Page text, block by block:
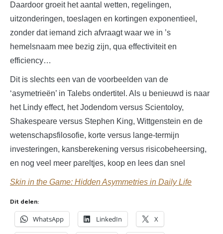
Daardoor groeit het aantal wetten, regelingen,
uitzonderingen, toeslagen en kortingen exponentieel,
zonder dat iemand zich afvraagt waar we in ’s
hemelsnaam mee bezig zijn, qua effectiviteit en
efficiency…
Dit is slechts een van de voorbeelden van de
‘asymetrieën’ in Talebs ondertitel. Als u benieuwd is naar
het Lindy effect, het Jodendom versus Scientoloy,
Shakespeare versus Stephen King, Wittgenstein en de
wetenschapsfilosofie, korte versus lange-termijn
investeringen, kansberekening versus risicobeheersing,
en nog veel meer pareltjes, koop en lees dan snel
Skin in the Game: Hidden Asymmetries in Daily Life
Dit delen:
WhatsApp LinkedIn X